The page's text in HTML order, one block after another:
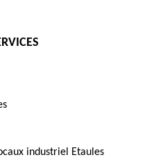
industriel Etaules